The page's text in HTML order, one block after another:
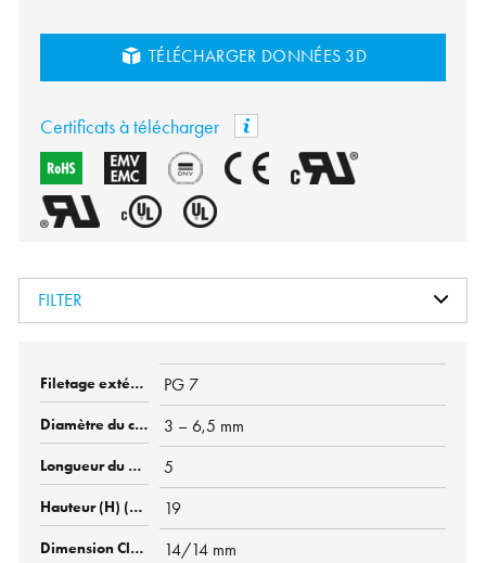
TÉLÉCHARGER DONNÉES 3D
Certificats à télécharger
FILTER
PG 7
3 – 6,5 mm
5
19
14/14 mm